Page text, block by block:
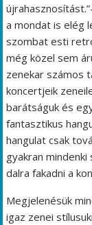
a mondat is elég
szombat esti
még közel sem
zenekar számos
koncertjeik
barátságuk és
fantasztikus
hangulat csak
gyakran
dalra fakadni a
Megjelenésük
igaz zenei